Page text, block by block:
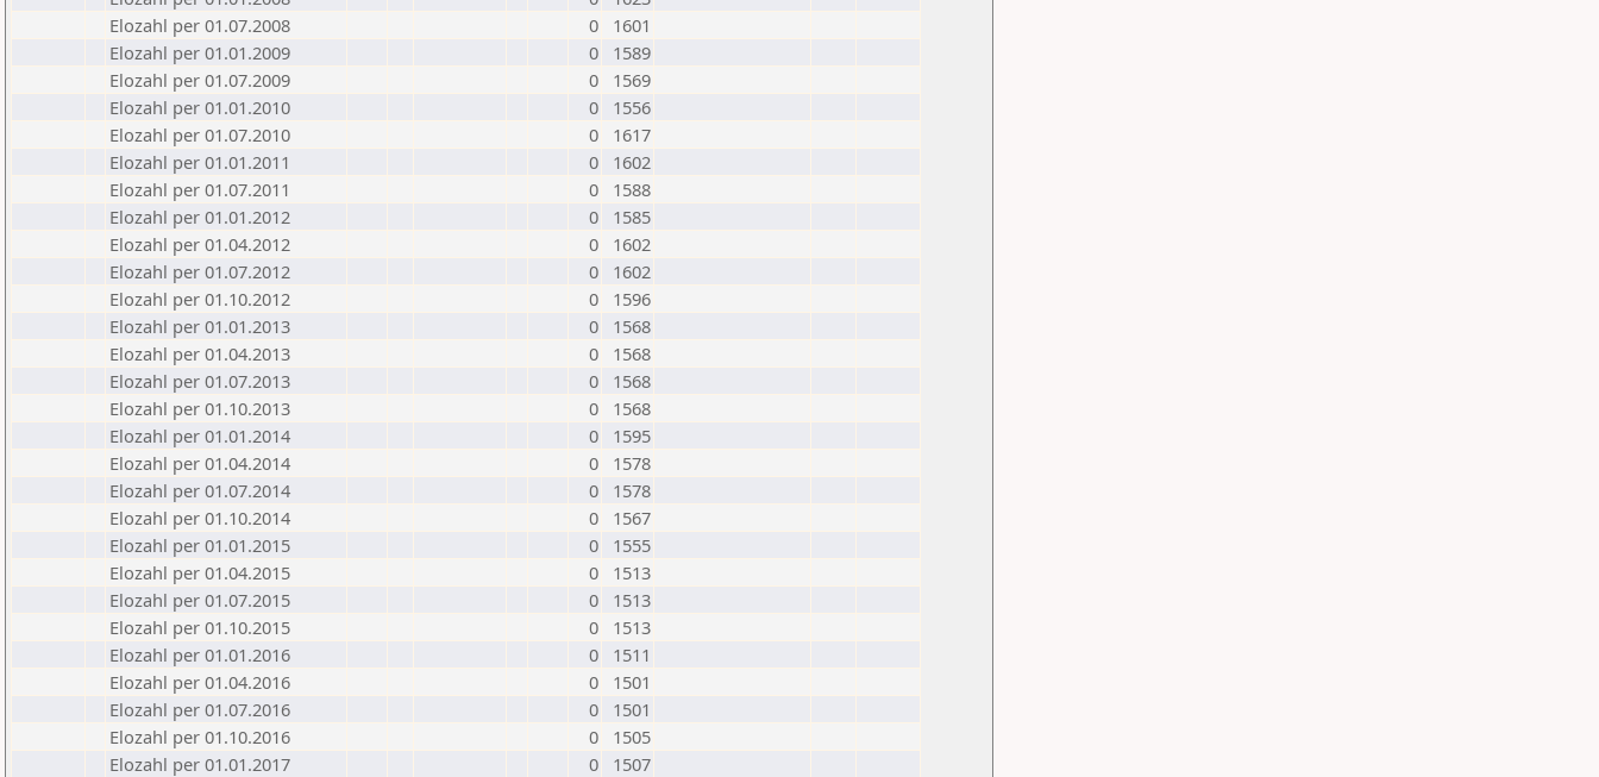
Elozahl per 01.07.2008
0
1601
Elozahl per 01.01.2009
0
1589
Elozahl per 01.07.2009
0
1569
Elozahl per 01.01.2010
0
1556
Elozahl per 01.07.2010
0
1617
Elozahl per 01.01.2011
0
1602
Elozahl per 01.07.2011
0
1588
Elozahl per 01.01.2012
0
1585
Elozahl per 01.04.2012
0
1602
Elozahl per 01.07.2012
0
1602
Elozahl per 01.10.2012
0
1596
Elozahl per 01.01.2013
0
1568
Elozahl per 01.04.2013
0
1568
Elozahl per 01.07.2013
0
1568
Elozahl per 01.10.2013
0
1568
Elozahl per 01.01.2014
0
1595
Elozahl per 01.04.2014
0
1578
Elozahl per 01.07.2014
0
1578
Elozahl per 01.10.2014
0
1567
Elozahl per 01.01.2015
0
1555
Elozahl per 01.04.2015
0
1513
Elozahl per 01.07.2015
0
1513
Elozahl per 01.10.2015
0
1513
Elozahl per 01.01.2016
0
1511
Elozahl per 01.04.2016
0
1501
Elozahl per 01.07.2016
0
1501
Elozahl per 01.10.2016
0
1505
Elozahl per 01.01.2017
0
1507